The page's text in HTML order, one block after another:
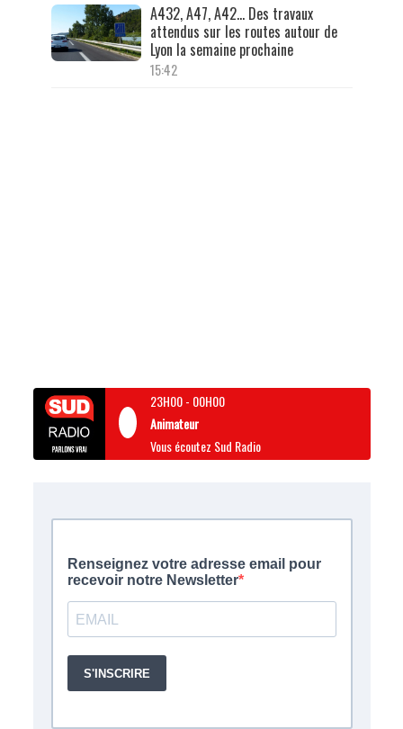
A432, A47, A42… Des travaux
attendus sur les routes autour de
Lyon la semaine prochaine
15:42
23H00- 00H00
Animateur
Vous écoutez Sud Radio